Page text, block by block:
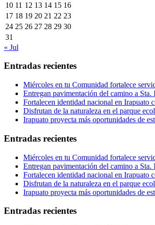
10 11 12 13 14 15 16
17 18 19 20 21 22 23
24 25 26 27 28 29 30
31
« Jul
Entradas recientes
Miércoles en tu Comunidad fortalece
Entregan pavimentación del camino a Sta.
Fortalecen identidad nacional en Irapuato
Disfrutan de la naturaleza en el parque
Irapuato proyecta más oportunidades de
Entradas recientes
Miércoles en tu Comunidad fortalece
Entregan pavimentación del camino a Sta.
Fortalecen identidad nacional en Irapuato
Disfrutan de la naturaleza en el parque
Irapuato proyecta más oportunidades de
Entradas recientes